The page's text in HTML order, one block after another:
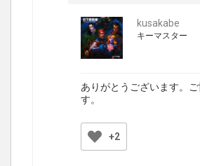
kusakabe
キーマスター
ありがとうございます。
す。
+2